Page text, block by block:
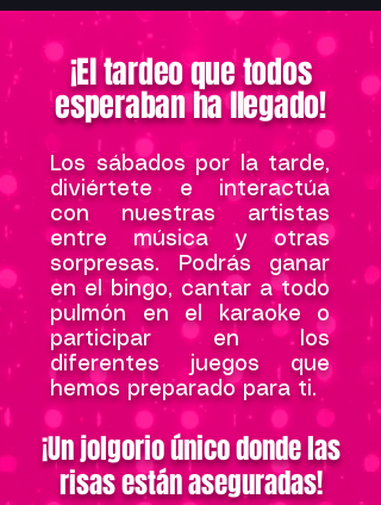
¡El tardeo que todos
esperaban ha llegado!
Los sábados por la tarde,
diviértete e interactúa
con nuestras artistas
entre música y otras
sorpresas. Podrás ganar
en el bingo, cantar a todo
pulmón en el karaoke o
participar en los
diferentes juegos que
hemos preparado para ti.
¡Un jolgorio único donde las
risas están aseguradas!